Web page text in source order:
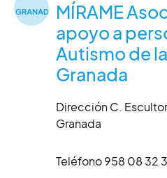
MÍRAME
apoyo a
Autismo de
Granada
Dirección C.
Granada
Teléfono 958 08 32